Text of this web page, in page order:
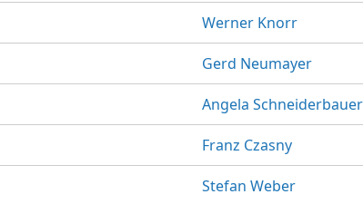
Werner Knorr
Gerd Neumayer
Angela Schneiderbauer
Franz Czasny
Stefan Weber